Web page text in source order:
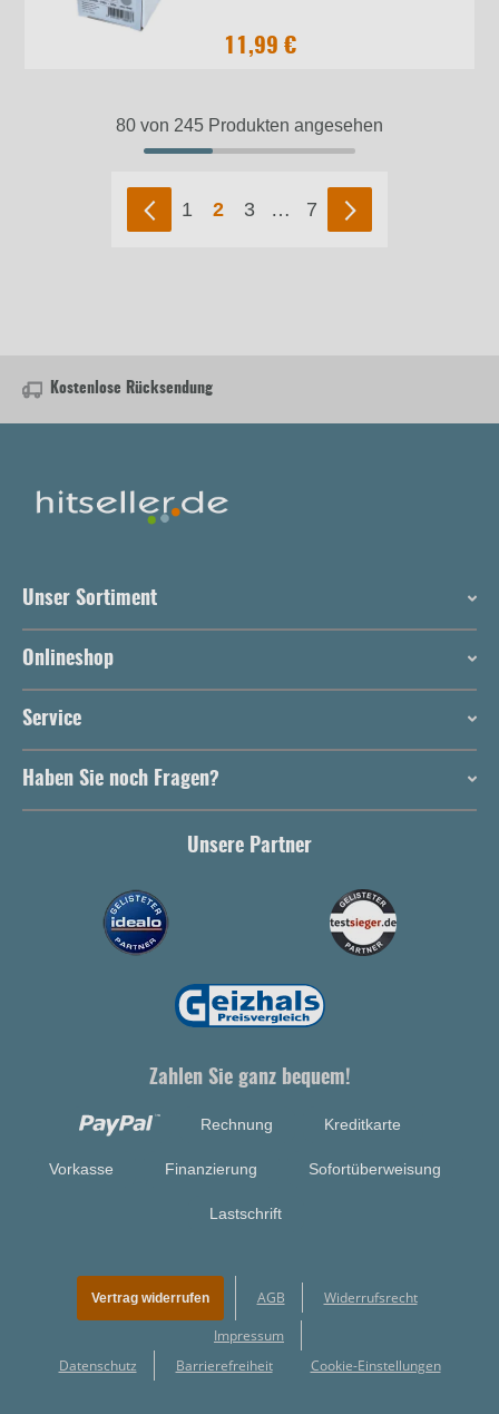
11,99 €
80 von 245 Produkten angesehen
1 2 3 … 7
Kostenlose Rücksendung
Unser Sortiment
Onlineshop
Service
Haben Sie noch Fragen?
Unsere Partner
Zahlen Sie ganz bequem!
Rechnung Kreditkarte
Vorkasse Finanzierung Sofortüberweisung
Lastschrift
Vertrag widerrufen AGB Widerrufsrecht
Impressum
Datenschutz
Barrierefreiheit Cookie-Einstellungen